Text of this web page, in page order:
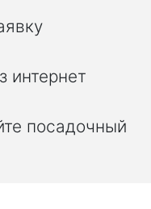
интернет
посадочный